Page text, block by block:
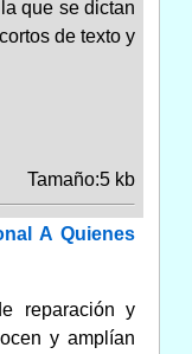
que se dictan
de texto y
Tamaño:5 kb
A Quienes
reparación y
y amplían